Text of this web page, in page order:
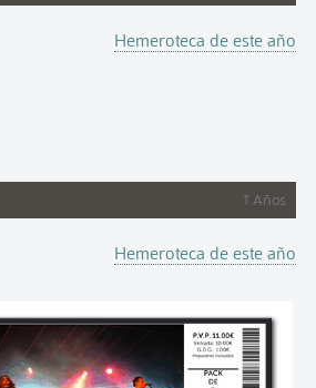
Hemeroteca de este año
↑ Años
Hemeroteca de este año